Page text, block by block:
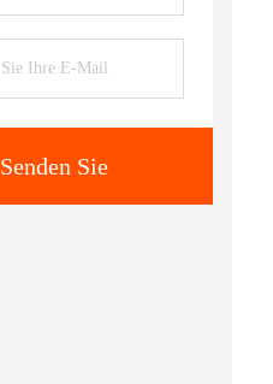
Senden Sie